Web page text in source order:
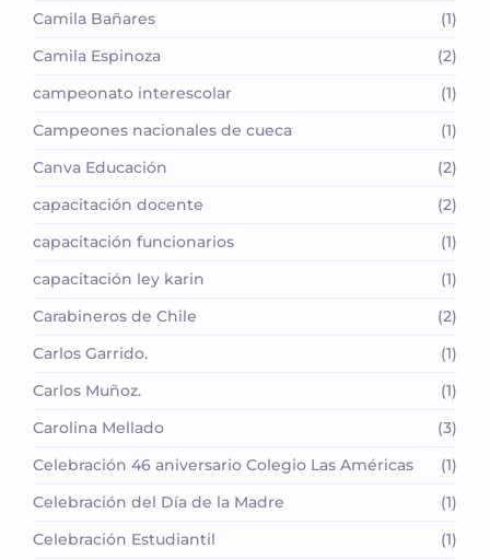
Camila Bañares
(1)
Camila Espinoza
(2)
campeonato interescolar
(1)
Campeones nacionales de cueca
(1)
Canva Educación
(2)
capacitación docente
(2)
capacitación funcionarios
(1)
capacitación ley karin
(1)
Carabineros de Chile
(2)
Carlos Garrido.
(1)
Carlos Muñoz.
(1)
Carolina Mellado
(3)
Celebración 46 aniversario Colegio Las Américas
(1)
Celebración del Día de la Madre
(1)
Celebración Estudiantil
(1)